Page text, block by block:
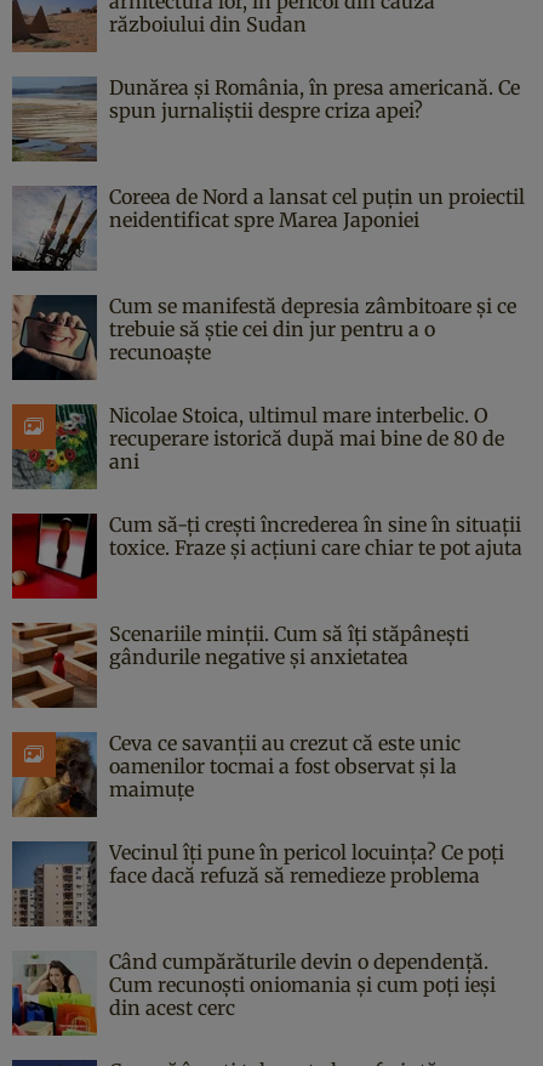
războiului din Sudan
Dunărea și România, în presa americană. Ce
spun jurnaliștii despre criza apei?
Coreea de Nord a lansat cel puțin un proiectil
neidentificat spre Marea Japoniei
Cum se manifestă depresia zâmbitoare și ce
trebuie să știe cei din jur pentru a o
recunoaște
Nicolae Stoica, ultimul mare interbelic. O
recuperare istorică după mai bine de 80 de
ani
Cum să-ți crești încrederea în sine în situații
toxice. Fraze și acțiuni care chiar te pot ajuta
Scenariile minții. Cum să îți stăpânești
gândurile negative și anxietatea
Ceva ce savanții au crezut că este unic
oamenilor tocmai a fost observat și la
maimuțe
Vecinul îți pune în pericol locuința? Ce poți
face dacă refuză să remedieze problema
Când cumpărăturile devin o dependență.
Cum recunoști oniomania și cum poți ieși
din acest cerc